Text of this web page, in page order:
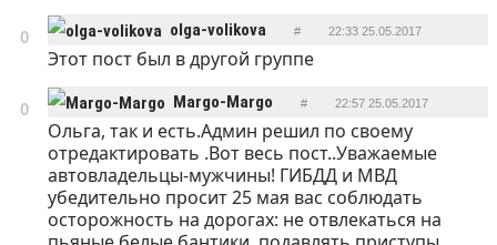
0 olga-volikova # 22:33 25.05.2017
Этот пост был в другой группе
0 Margo-Margo # 22:57 25.05.2017
ОТВЕТИТЬ
Ольга, так и есть.Админ решил по своему
отредактировать .Вот весь пост..Уважаемые
автовладельцы-мужчины! ГИБДД и МВД
убедительно просит 25 мая вас соблюдать
осторожность на дорогах: не отвлекаться на